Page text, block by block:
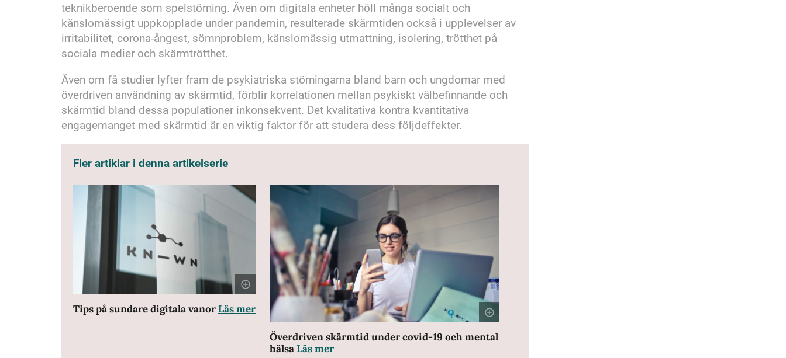
teknikberoende som spelstörning. Även om digitala enheter höll många socialt och
känslomässigt uppkopplade under pandemin, resulterade skärmtiden också i upplevelser av
irritabilitet, corona-ångest, sömnproblem, känslomässig utmattning, isolering, trötthet på
sociala medier och skärmtrötthet.
Även om få studier lyfter fram de psykiatriska störningarna bland barn och ungdomar med
överdriven användning av skärmtid, förblir korrelationen mellan psykiskt välbefinnande och
skärmtid bland dessa populationer inkonsekvent. Det kvalitativa kontra kvantitativa
engagemanget med skärmtid är en viktig faktor för att studera dess följdeffekter.
Fler artiklar i denna artikelserie
Tips på sundare digitala vanorLäs mer
Överdriven skärmtid under covid-19 och mental
hälsaLäs mer